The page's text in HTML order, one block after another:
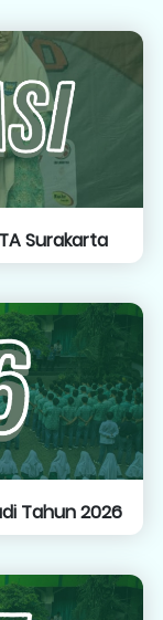
Surakarta
Tahun 2026